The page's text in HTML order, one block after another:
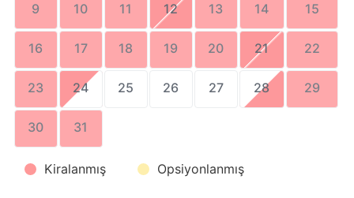
9 10 11 12 13 14 15
16 17 18 19 20 21 22
23 24 25 26 27 28 29
30 31
Kiralanmış Opsiyonlanmış